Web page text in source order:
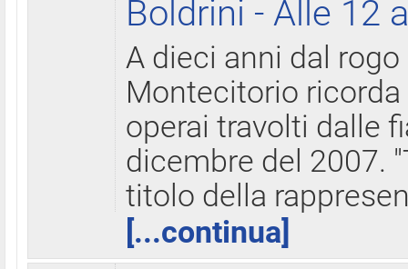
Boldrini - Alle 12
A dieci anni dal
Montecitorio
operai travolti dalle
dicembre del 2007.
titolo della
[...continua]